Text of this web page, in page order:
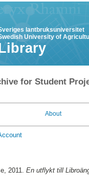
lantbruksuniversitet
University of
for Student
About
, 2011. En utflykt till